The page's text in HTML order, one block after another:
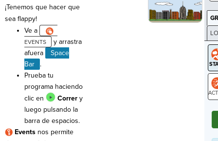
¡Tenemos que hacer que
sea flappy!
Ve a
y arrastra
afuera
Space
Bar
.
Prueba tu
programa haciendo
clic en
Correr y
luego pulsando la
barra de espacios.
Events nos permite